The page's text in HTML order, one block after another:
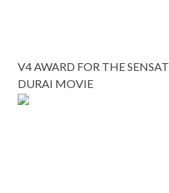
V4 AWARD FOR THE
DURAI MOVIE